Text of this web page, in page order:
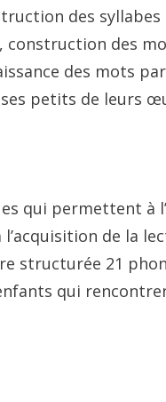
des
des
des mots
petits de leurs
qui permettent à
de la
structurée 21
qui